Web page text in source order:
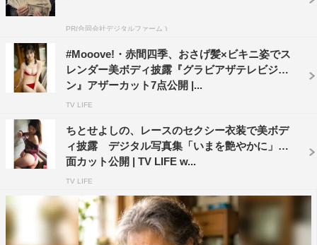
PR(合同会社デジタルファーム )
#Mooove!・赤間四季、おさげ髪×ビキニ姿でス
レンダー美ボディ披露『グラビアザテレビジョ
ン』アザーカット7点公開 |...
TV LIFE
ちとせよしの、レースのセクシー衣装で美ボデ
ィ披露 デジタル写真集「いまを艶やかに」誌
面カット公開 | TV LIFE w...
TV LIFE